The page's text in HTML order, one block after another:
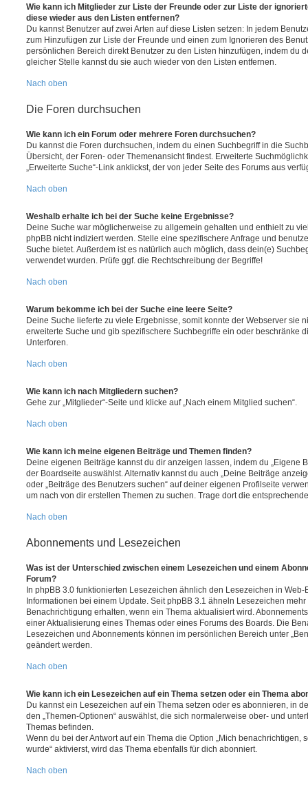
Wie kann ich Mitglieder zur Liste der Freunde oder zur Liste der
diese wieder aus den Listen entfernen?
Du kannst Benutzer auf zwei Arten auf diese Listen setzen: In jedem
zum Hinzufügen zur Liste der Freunde und einen zum Ignorieren des
persönlichen Bereich direkt Benutzer zu den Listen hinzufügen, indem du
gleicher Stelle kannst du sie auch wieder von den Listen entfernen.
Nach oben
Die Foren durchsuchen
Wie kann ich ein Forum oder mehrere Foren durchsuchen?
Du kannst die Foren durchsuchen, indem du einen Suchbegriff in die
Übersicht, der Foren- oder Themenansicht findest. Erweiterte
„Erweiterte Suche“-Link anklickst, der von jeder Seite des Forums aus
Nach oben
Weshalb erhalte ich bei der Suche keine Ergebnisse?
Deine Suche war möglicherweise zu allgemein gehalten und enthielt zu
phpBB nicht indiziert werden. Stelle eine spezifischere Anfrage und
Suche bietet. Außerdem ist es natürlich auch möglich, dass dein(e)
verwendet wurden. Prüfe ggf. die Rechtschreibung der Begriffe!
Nach oben
Warum bekomme ich bei der Suche eine leere Seite?
Deine Suche lieferte zu viele Ergebnisse, somit konnte der Webserver sie
erweiterte Suche und gib spezifischere Suchbegriffe ein oder beschränke
Unterforen.
Nach oben
Wie kann ich nach Mitgliedern suchen?
Gehe zur „Mitglieder“-Seite und klicke auf „Nach einem Mitglied suchen“.
Nach oben
Wie kann ich meine eigenen Beiträge und Themen finden?
Deine eigenen Beiträge kannst du dir anzeigen lassen, indem du „Eigene
der Boardseite auswählst. Alternativ kannst du auch „Deine Beiträge
oder „Beiträge des Benutzers suchen“ auf deiner eigenen Profilseite
um nach von dir erstellen Themen zu suchen. Trage dort die
Nach oben
Abonnements und Lesezeichen
Was ist der Unterschied zwischen einem Lesezeichen und einem
Forum?
In phpBB 3.0 funktionierten Lesezeichen ähnlich den Lesezeichen in
Informationen bei einem Update. Seit phpBB 3.1 ähneln Lesezeichen
Benachrichtigung erhalten, wenn ein Thema aktualisiert wird.
einer Aktualisierung eines Themas oder eines Forums des Boards. Die
Lesezeichen und Abonnements können im persönlichen Bereich unter
geändert werden.
Nach oben
Wie kann ich ein Lesezeichen auf ein Thema setzen oder ein Thema
Du kannst ein Lesezeichen auf ein Thema setzen oder es abonnieren, in
den „Themen-Optionen“ auswählst, die sich normalerweise ober- und
Themas befinden.
Wenn du bei der Antwort auf ein Thema die Option „Mich benachrichtigen,
wurde“ aktivierst, wird das Thema ebenfalls für dich abonniert.
Nach oben